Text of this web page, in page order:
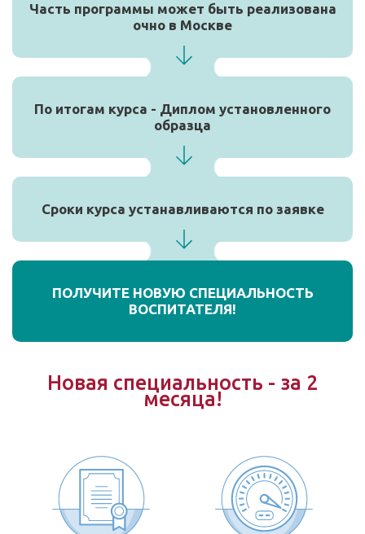
Часть программы может быть реализована
очно в Москве
По итогам курса - Диплом установленного
образца
Сроки курса устанавливаются по заявке
ПОЛУЧИТЕ НОВУЮ СПЕЦИАЛЬНОСТЬ
ВОСПИТАТЕЛЯ!
Новая специальность - за 2
месяца!